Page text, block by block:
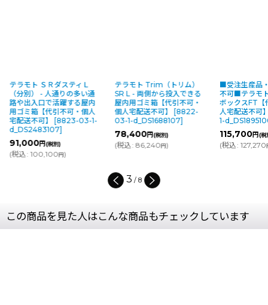
テラモト ＳＲダスティＬ
（分別） - 人通りの多い通
路や出入口で活躍する屋内
用ゴミ箱【代引不可・個人
宅配送不可】
[8823-03-1-
d_DS2483107]
91,000円(税別)
(税込: 100,100円)
テラモト Trim（トリム）
SR L - 両側から投入できる
屋内用ゴミ箱【代引不可・
個人宅配送不可】
[8822-
03-1-d_DS1688107]
78,400円(税別)
(税込: 86,240円)
■受注生産品
不可■テラモ
ボックスFT【
人宅配送不可
1-
115,700円(税
(税込: 127,270
3 / 8
この商品を見た人はこんな商品もチェックしています